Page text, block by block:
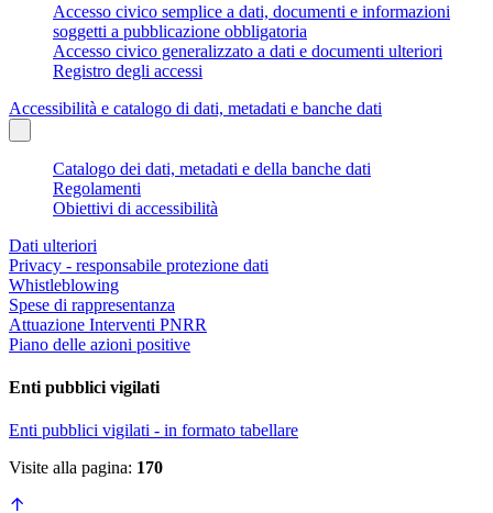
Accesso civico semplice a dati, documenti e informazioni
soggetti a pubblicazione obbligatoria
Accesso civico generalizzato a dati e documenti ulteriori
Registro degli accessi
Accessibilità e catalogo di dati, metadati e banche dati
Catalogo dei dati, metadati e della banche dati
Regolamenti
Obiettivi di accessibilità
Dati ulteriori
Privacy - responsabile protezione dati
Whistleblowing
Spese di rappresentanza
Attuazione Interventi PNRR
Piano delle azioni positive
Enti pubblici vigilati
Enti pubblici vigilati - in formato tabellare
Visite alla pagina: 170